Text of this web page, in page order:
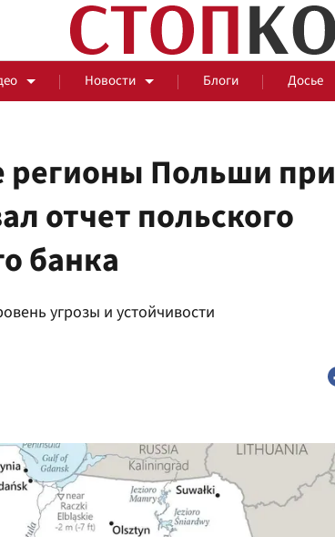
Новости Блоги Досье
За оградой
Польши при
отчет польского
банка
угрозы и устойчивости